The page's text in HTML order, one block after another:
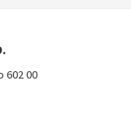
602 00